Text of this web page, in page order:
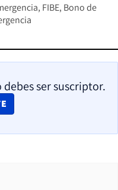
FIBE Bono de
ser suscriptor.
WINDOW